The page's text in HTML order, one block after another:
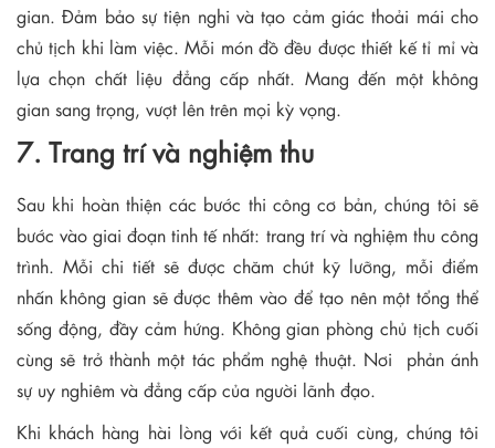
gian. Đảm bảo sự tiện nghi và tạo cảm giác thoải mái cho
chủ tịch khi làm việc. Mỗi món đồ đều được thiết kế tỉ mỉ và
lựa chọn chất liệu đẳng cấp nhất. Mang đến một không
gian sang trọng, vượt lên trên mọi kỳ vọng.
7. Trang trí và nghiệm thu
Sau khi hoàn thiện các bước thi công cơ bản, chúng tôi sẽ
bước vào giai đoạn tinh tế nhất: trang trí và nghiệm thu công
trình. Mỗi chi tiết sẽ được chăm chút kỹ lưỡng, mỗi điểm
nhấn không gian sẽ được thêm vào để tạo nên một tổng thể
sống động, đầy cảm hứng. Không gian phòng chủ tịch cuối
cùng sẽ trở thành một tác phẩm nghệ thuật. Nơi phản ánh
sự uy nghiêm và đẳng cấp của người lãnh đạo.
Khi khách hàng hài lòng với kết quả cuối cùng, chúng tôi